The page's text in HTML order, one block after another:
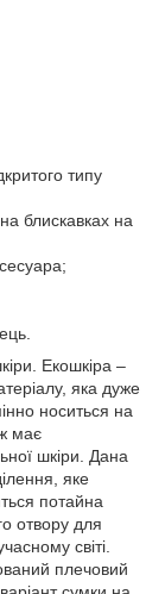
типу
блискавках на
Екошкіра –
яка дуже
носиться на
має
шкіри. Дана
яке
потайна
отвору для
світі.
плечовий